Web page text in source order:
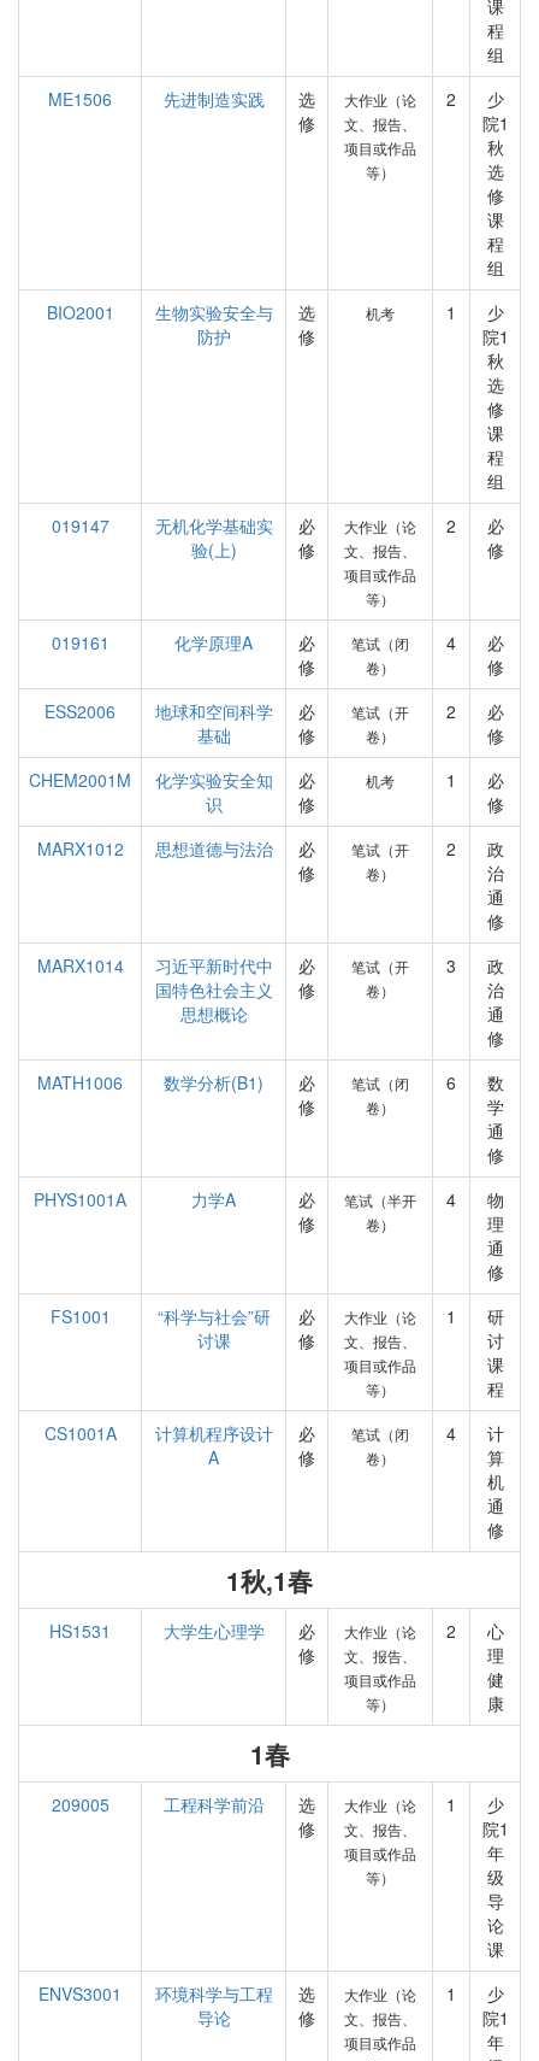
课
程
组
ME1506
先进制造实践
选
修
大作业（论
文、报告、
项目或作品
等）
2
少
院1
秋
选
修
课
程
组
BIO2001
生物实验安全与
防护
选
修
机考 1
少
院1
秋
选
修
课
程
组
019147
无机化学基础实
验(上)
必
修
大作业（论
文、报告、
项目或作品
等）
2
必
修
019161 化学原理A
必
修
笔试（闭
卷）
4
必
修
ESS2006
地球和空间科学
基础
必
修
笔试（开
卷）
2
必
修
CHEM2001M
化学实验安全知
识
必
修
机考 1
必
修
MARX1012
思想道德与法治
必
修
笔试（开
卷）
2
政
治
通
修
MARX1014
习近平新时代中
国特色社会主义
思想概论
必
修
笔试（开
卷）
3
政
治
通
修
MATH1006
数学分析(B1)
必
修
笔试（闭
卷）
6
数
学
通
修
PHYS1001A
力学A
必
修
笔试（半开
卷）
4
物
理
通
修
FS1001
“科学与社会”研
讨课
必
修
大作业（论
文、报告、
项目或作品
等）
1
研
讨
课
程
CS1001A
计算机程序设计
A
必
修
笔试（闭
卷）
4
计
算
机
通
修
1秋,1春
HS1531 大学生心理学
必
修
大作业（论
文、报告、
项目或作品
等）
2
心
理
健
康
1春
209005 工程科学前沿
选
修
大作业（论
文、报告、
项目或作品
等）
1
少
院1
年
级
导
论
课
ENVS3001
环境科学与工程
导论
选
修
大作业（论
文、报告、
项目或作品
1
少
院1
年